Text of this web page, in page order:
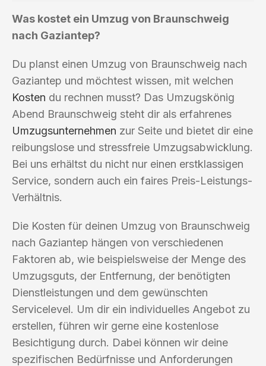
Was kostet ein Umzug von Braunschweig
nach Gaziantep?
Du planst einen Umzug von Braunschweig nach
Gaziantep und möchtest wissen, mit welchen
Kosten du rechnen musst? Das Umzugskönig
Abend Braunschweig steht dir als erfahrenes
Umzugsunternehmen zur Seite und bietet dir eine
reibungslose und stressfreie Umzugsabwicklung.
Bei uns erhältst du nicht nur einen erstklassigen
Service, sondern auch ein faires Preis-Leistungs-
Verhältnis.
Die Kosten für deinen Umzug von Braunschweig
nach Gaziantep hängen von verschiedenen
Faktoren ab, wie beispielsweise der Menge des
Umzugsguts, der Entfernung, der benötigten
Dienstleistungen und dem gewünschten
Servicelevel. Um dir ein individuelles Angebot zu
erstellen, führen wir gerne eine kostenlose
Besichtigung durch. Dabei können wir deine
spezifischen Bedürfnisse und Anforderungen